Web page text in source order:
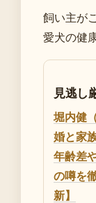
飼い主が
愛犬の健
見逃し
堀内健
婚と家
年齢差
の噂を
新】